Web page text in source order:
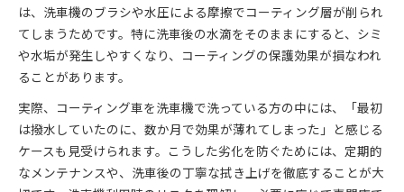
は、洗車機のブラシや水圧による摩擦でコーティング層が削られ
てしまうためです。特に洗車後の水滴をそのままにすると、シミ
や水垢が発生しやすくなり、コーティングの保護効果が損なわれ
ることがあります。
実際、コーティング車を洗車機で洗っている方の中には、「最初
は撥水していたのに、数か月で効果が薄れてしまった」と感じる
ケースも見受けられます。こうした劣化を防ぐためには、定期的
なメンテナンスや、洗車後の丁寧な拭き上げを徹底することが大